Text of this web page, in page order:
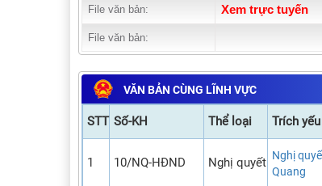
File văn bản: Xem trực tuyến
File văn bản:
VĂN BẢN CÙNG LĨNH VỰC
STT Số-KH Thể loại Trích yếu
1 10/NQ-HĐND Nghị quyết Nghị
Quang